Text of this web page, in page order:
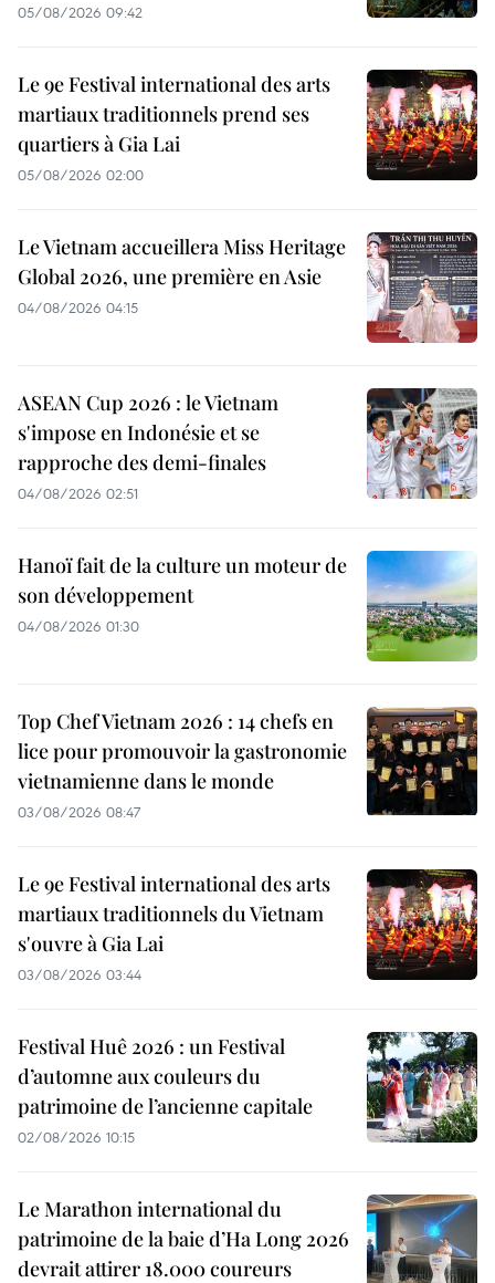
05/08/2026 09:42
Le 9e Festival international des arts
martiaux traditionnels prend ses
quartiers à Gia Lai
05/08/2026 02:00
Le Vietnam accueillera Miss Heritage
Global 2026, une première en Asie
04/08/2026 04:15
ASEAN Cup 2026 : le Vietnam
s'impose en Indonésie et se
rapproche des demi-finales
04/08/2026 02:51
Hanoï fait de la culture un moteur de
son développement
04/08/2026 01:30
Top Chef Vietnam 2026 : 14 chefs en
lice pour promouvoir la gastronomie
vietnamienne dans le monde
03/08/2026 08:47
Le 9e Festival international des arts
martiaux traditionnels du Vietnam
s'ouvre à Gia Lai
03/08/2026 03:44
Festival Huê 2026 : un Festival
d’automne aux couleurs du
patrimoine de l’ancienne capitale
02/08/2026 10:15
Le Marathon international du
patrimoine de la baie d’Ha Long 2026
devrait attirer 18.000 coureurs